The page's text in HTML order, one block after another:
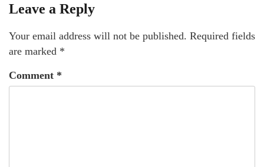
Leave a Reply
Your email address will not be published. Required fields
are marked *
Comment *